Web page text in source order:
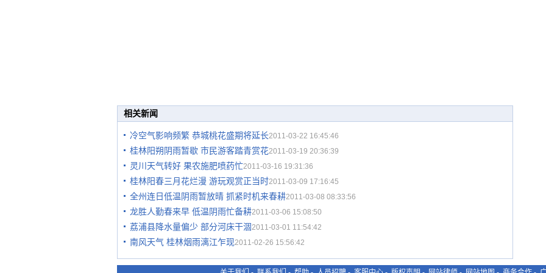
相关新闻
冷空气影响频繁 恭城桃花盛期将延长2011-03-22 16:45:46
桂林阳朔阴雨暂歇 市民游客踏青赏花2011-03-19 20:36:39
灵川天气转好 果农施肥喷药忙2011-03-16 19:31:36
桂林阳春三月花烂漫 游玩观赏正当时2011-03-09 17:16:45
全州连日低温阴雨暂放晴 抓紧时机来春耕2011-03-08 08:33:56
龙胜人勤春来早 低温阴雨忙备耕2011-03-06 15:08:50
荔浦县降水量偏少 部分河床干涸2011-03-01 11:54:42
南风天气 桂林烟雨漓江乍现2011-02-26 15:56:42